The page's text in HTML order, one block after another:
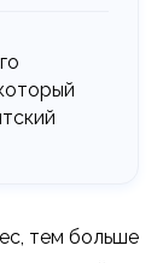
тем больше